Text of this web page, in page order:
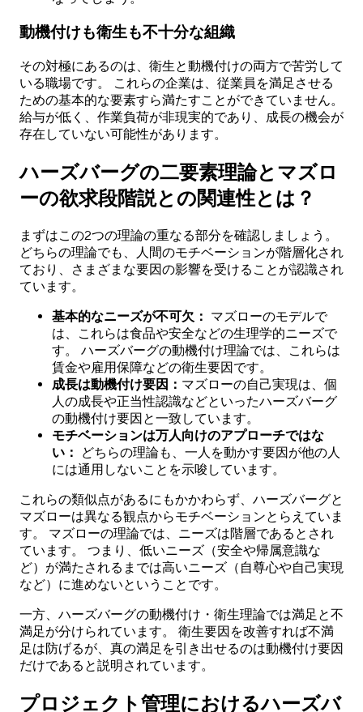
動機付けも衛生も不十分な組織
その対極にあるのは、衛生と動機付けの両方で苦労して
いる職場です。 これらの企業は、従業員を満足させる
ための基本的な要素すら満たすことができていません。
給与が低く、作業負荷が非現実的であり、成長の機会が
存在していない可能性があります。
ハーズバーグの二要素理論とマズロ
ーの欲求段階説との関連性とは？
まずはこの2つの理論の重なる部分を確認しましょう。
どちらの理論でも、人間のモチベーションが階層化され
ており、さまざまな要因の影響を受けることが認識され
ています。
基本的なニーズが不可欠： マズローのモデルで
は、これらは食品や安全などの生理学的ニーズで
す。 ハーズバーグの動機付け理論では、これらは
賃金や雇用保障などの衛生要因です。
成長は動機付け要因： マズローの自己実現は、個
人の成長や正当性認識などといったハーズバーグ
の動機付け要因と一致しています。
モチベーションは万人向けのアプローチではな
い： どちらの理論も、一人を動かす要因が他の人
には通用しないことを示唆しています。
これらの類似点があるにもかかわらず、ハーズバーグと
マズローは異なる観点からモチベーションとらえていま
す。 マズローの理論では、ニーズは階層であるとされ
ています。 つまり、低いニーズ（安全や帰属意識な
ど）が満たされるまでは高いニーズ（自尊心や自己実現
など）に進めないということです。
一方、ハーズバーグの動機付け・衛生理論では満足と不
満足が分けられています。 衛生要因を改善すれば不満
足は防げるが、真の満足を引き出せるのは動機付け要因
だけであると説明されています。
プロジェクト管理におけるハーズバ